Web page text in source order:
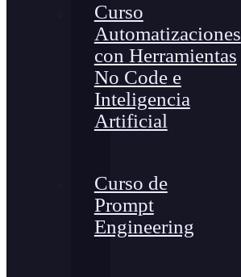
Curso
Automatizaciones
con Herramientas
No Code e
Inteligencia
Artificial
Curso de
Prompt
Engineering